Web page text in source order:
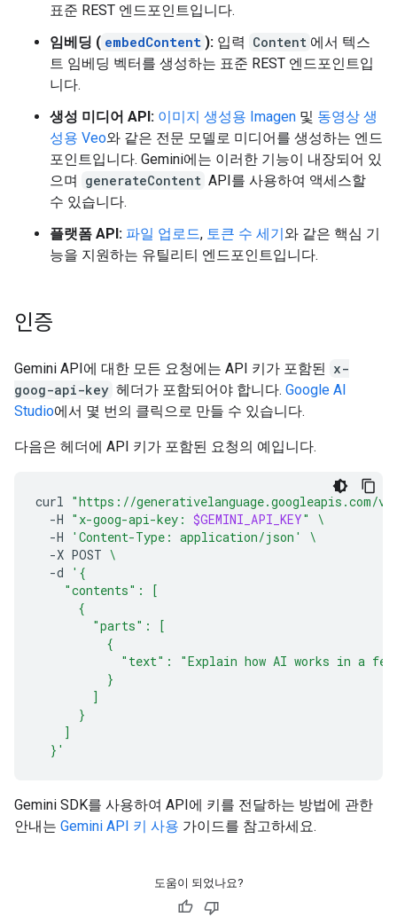
표준 REST 엔드포인트입니다.
임베딩 ( embedContent ): 입력 Content 에서 텍스
트 임베딩 벡터를 생성하는 표준 REST 엔드포인트입
니다.
생성 미디어 API: 이미지 생성용 Imagen 및 동영상 생
성용 Veo와 같은 전문 모델로 미디어를 생성하는 엔드
포인트입니다. Gemini에는 이러한 기능이 내장되어 있
으며 generateContent API를 사용하여 액세스할
수 있습니다.
플랫폼 API: 파일 업로드, 토큰 수 세기와 같은 핵심 기
능을 지원하는 유틸리티 엔드포인트입니다.
인증
Gemini API에 대한 모든 요청에는 API 키가 포함된 x-
goog-api-key 헤더가 포함되어야 합니다. Google AI
Studio에서 몇 번의 클릭으로 만들 수 있습니다.
다음은 헤더에 API 키가 포함된 요청의 예입니다.
curl "https://generativelanguage.googleapis.com/
-H "x-goog-api-key: $GEMINI_API_KEY"
\
-H
'Content-Type: application/json'
\
-X POST \
-d
'{
    "contents": [
      {
        "parts": [
          {
"text": "Explain how AI works in a
          }
        ]
      }
    ]
  }'
Gemini SDK를 사용하여 API에 키를 전달하는 방법에 관한
안내는 Gemini API 키 사용 가이드를 참고하세요.
도움이 되었나요?